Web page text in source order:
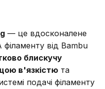
— це вдосконалене
від Bambu
блискучу
в'язкістю та
подачі філаменту